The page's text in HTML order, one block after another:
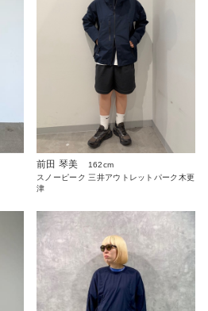
前田 琴美
162cm
スノーピーク 三井アウトレットパーク木更
津